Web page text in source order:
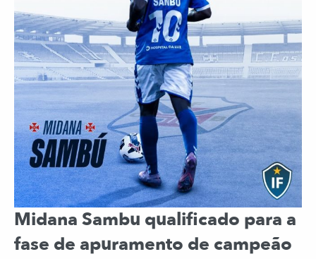
Midana Sambu qualificado para a
fase de apuramento de campeão